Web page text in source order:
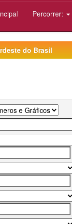
Percorrer:
do Brasil